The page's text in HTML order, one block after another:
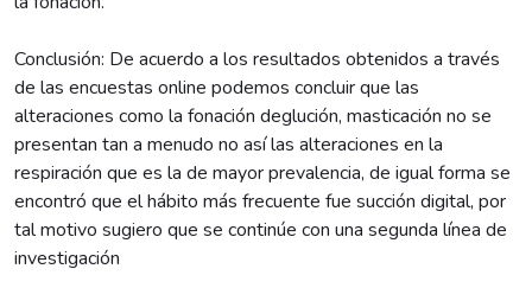
Conclusión: De acuerdo a los resultados obtenidos a través
de las encuestas online podemos concluir que las
alteraciones como la fonación deglución, masticación no se
presentan tan a menudo no así las alteraciones en la
respiración que es la de mayor prevalencia, de igual forma se
encontró que el hábito más frecuente fue succión digital, por
tal motivo sugiero que se continúe con una segunda línea de
investigación